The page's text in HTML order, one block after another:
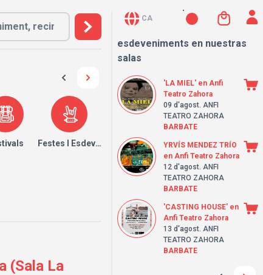
Festes I Esdeveniments
(Sala La
CA
esdeveniments en nuestras
salas
'LA MIEL' en Anfi
Teatro Zahora
09 d'agost. ANFI
TEATRO ZAHORA
BARBATE
YRVÍS MENDEZ TRÍO
en Anfi Teatro Zahora
12 d'agost. ANFI
TEATRO ZAHORA
BARBATE
'CASTING HOUSE' en
Anfi Teatro Zahora
13 d'agost. ANFI
TEATRO ZAHORA
BARBATE